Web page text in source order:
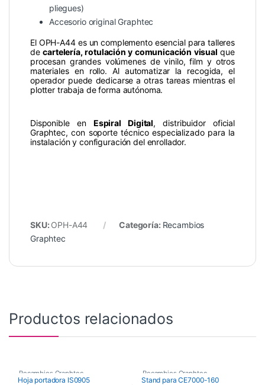
pliegues)
Accesorio original Graphtec
El OPH-A44 es un complemento esencial para talleres
decartelería, rotulación y comunicación visual que
procesan grandes volúmenes de vinilo, film y otros
materiales en rollo. Al automatizar la recogida, el
operador puede dedicarse a otras tareas mientras el
plotter trabaja de forma autónoma.
Disponible en Espiral Digital, distribuidor oficial
Graphtec, con soporte técnico especializado para la
instalación y configuración del enrollador.
SKU: OPH-A44 Categoría: Recambios
Graphtec
Productos relacionados
Recambios Graphtec
Hoja portadora IS0905
Recambios Graphtec
Stand para CE7000-160